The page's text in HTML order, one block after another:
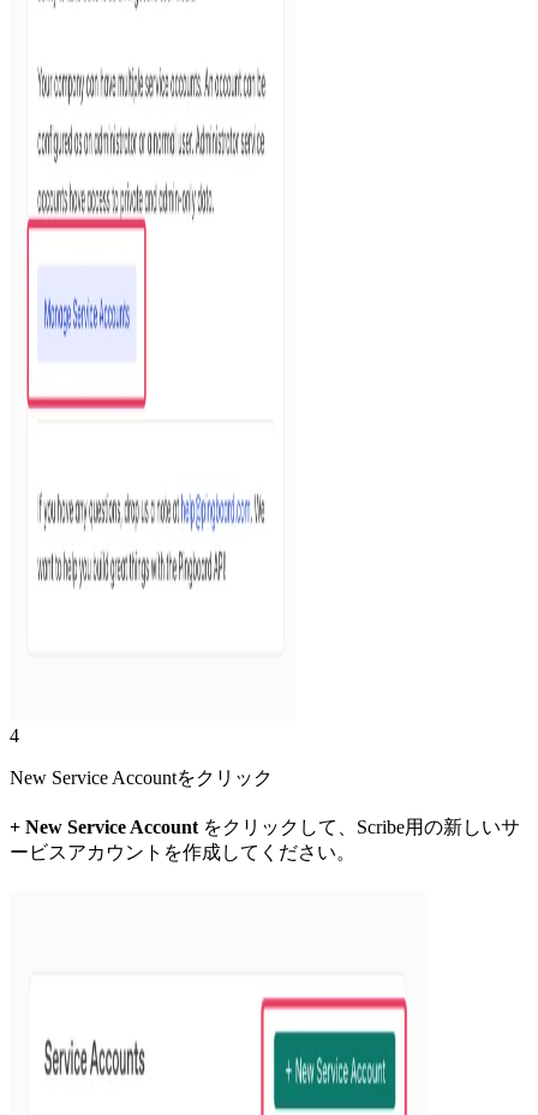
4
New Service Accountをクリック
+ New Service Account をクリックして、Scribe用の新しいサ
ービスアカウントを作成してください。